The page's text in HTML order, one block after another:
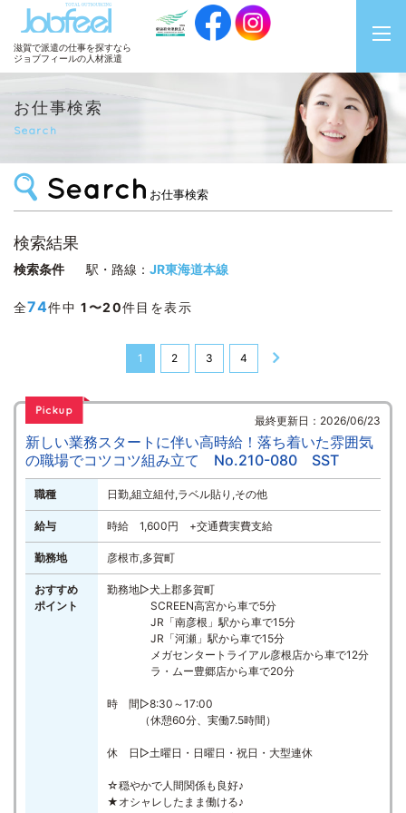
JobFeel
滋賀で派遣の仕事を探すなら
ジョブフィールの人材派遣
お仕事検索
Search
お仕事検索
検索結果
検索条件 駅・路線： JR東海道本線
全74件中1〜20件目を表示
1 2 3 4
最終更新日：2026/06/23
新しい業務スタートに伴い高時給！落ち着いた雰囲気
の職場でコツコツ組み立て No.210-080 SST
職種 日勤,組立組付,ラベル貼り,その他
給与 時給 1,600円 +交通費実費支給
勤務地 彦根市,多賀町
おすすめ
ポイント
勤務地▷犬上郡多賀町
SCREEN高宮から車で5分
JR「南彦根」駅から車で15分
JR「河瀬」駅から車で15分
メガセンタートライアル彦根店から車で12分
ラ・ムー豊郷店から車で20分
時 間▷8:30～17:00
（休憩60分、実働7.5時間）
休 日▷土曜日・日曜日・祝日・大型連休
☆穏やかで人間関係も良好♪
★オシャレしたまま働ける♪